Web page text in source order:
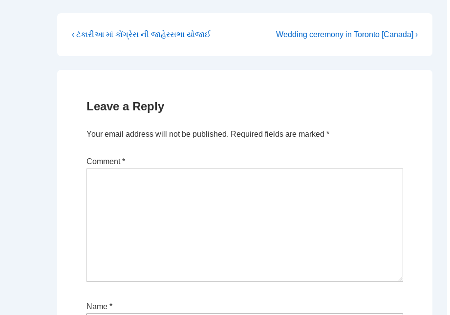
Post
Previous
‹ ટંકારીઆ માં કોંગ્રેસ ની જાહેરસભા યોજાઈ
Next
Wedding ceremony in Toronto [Canada] ›
Leave a Reply
Your email address will not be published. Required fields are marked *
Comment*
Name *